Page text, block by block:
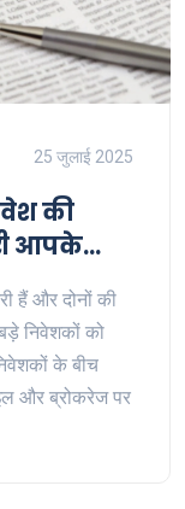
25 जुलाई 2025
की
आपके
हैं और दोनों की
निवेशकों को
के बीच
और ब्रोकरेज पर